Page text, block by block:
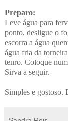
Preparo:
Leve água para
ponto, desligue o
escorra a água
água fria da
tenro. Coloque
Sirva a seguir.
Simples e gostoso.